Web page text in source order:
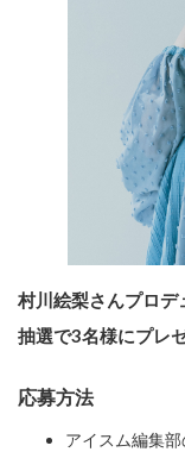
村川絵梨さんプロデ
抽選で3名様にプレ
応募方法
アイスム編集